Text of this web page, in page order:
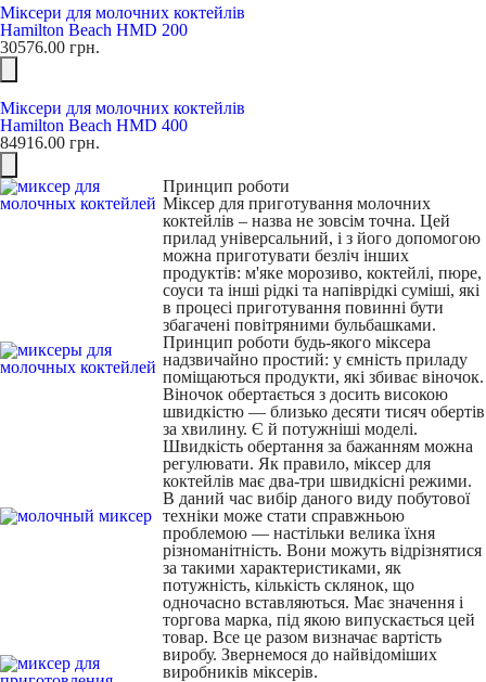
Міксери для молочних коктейлів
Hamilton Beach HMD 200
30576.00 грн.
Міксери для молочних коктейлів
Hamilton Beach HMD 400
84916.00 грн.
Принцип роботи
Міксер для приготування молочних
коктейлів – назва не зовсім точна. Цей
прилад універсальний, і з його допомогою
можна приготувати безліч інших
продуктів: м'яке морозиво, коктейлі, пюре,
соуси та інші рідкі та напіврідкі суміші, які
в процесі приготування повинні бути
збагачені повітряними бульбашками.
Принцип роботи будь-якого міксера
надзвичайно простий: у ємність приладу
поміщаються продукти, які збиває віночок.
Віночок обертається з досить високою
швидкістю — близько десяти тисяч обертів
за хвилину. Є й потужніші моделі.
Швидкість обертання за бажанням можна
регулювати. Як правило, міксер для
коктейлів має два-три швидкісні режими.
В даний час вибір даного виду побутової
техніки може стати справжньою
проблемою — настільки велика їхня
різноманітність. Вони можуть відрізнятися
за такими характеристиками, як
потужність, кількість склянок, що
одночасно вставляються. Має значення і
торгова марка, під якою випускається цей
товар. Все це разом визначає вартість
виробу. Звернемося до найвідоміших
виробників міксерів.